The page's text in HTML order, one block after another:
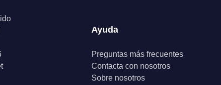
Ayuda
Preguntas más frecuentes
Contacta con nosotros
Sobre nosotros